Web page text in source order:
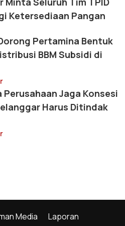
Ketersediaan Pangan
Pertamina Bentuk
BBM Subsidi di
Jaga Konsesi
Harus Ditindak
Media
Laporan